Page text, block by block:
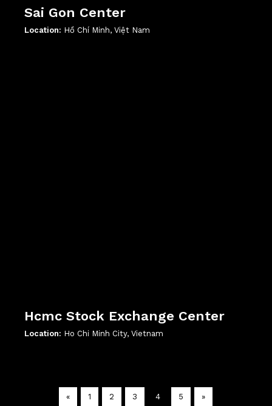
Sai Gon Center
Location: Hồ Chí Minh, Việt Nam
Hcmc Stock Exchange Center
Location: Ho Chi Minh City, Vietnam
« 1 2 3 4 5 »